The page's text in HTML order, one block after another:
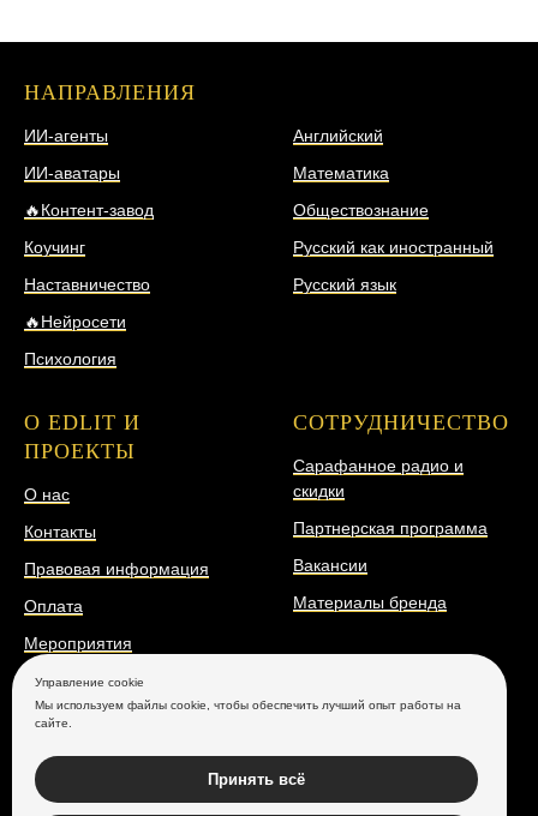
НАПРАВЛЕНИЯ
ИИ-агенты
ИИ-аватары
🔥Контент-завод
Коучинг
Наставничество
🔥Нейросети
Психология
Английский
Математика
Обществознание
Русский как иностранный
Русский язык
О EDLIT И
ПРОЕКТЫ
О нас
Контакты
Правовая информация
Оплата
Мероприятия
Открытые уроки
Мастер-классы
Медиа
Бесплатные курсы
СОТРУДНИЧЕСТВО
Сарафанное радио и
скидки
Партнерская программа
Вакансии
Материалы бренда
Управление cookie
Мы используем файлы cookie, чтобы обеспечить лучший опыт работы на
сайте.
Принять всё